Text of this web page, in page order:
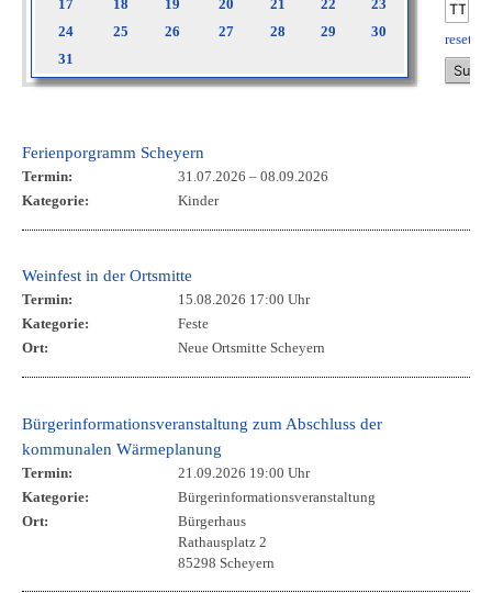
17
18 19 20 21 22
23
24
25 26 27 28 29
30
31
reset
Ferienporgramm Scheyern
Termin: 31.07.2026 – 08.09.2026
Kategorie:
Kinder
Weinfest in der Ortsmitte
Termin:
15.08.2026 17:00 Uhr
Kategorie:
Feste
Ort:
Neue Ortsmitte Scheyern
Bürgerinformationsveranstaltung zum Abschluss der
kommunalen Wärmeplanung
Termin:
21.09.2026 19:00 Uhr
Kategorie:
Bürgerinformationsveranstaltung
Ort:
Bürgerhaus
Rathausplatz 2
85298 Scheyern